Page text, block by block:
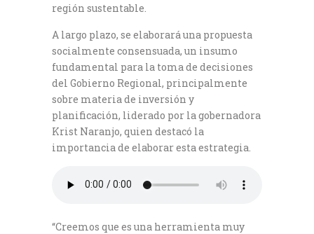
región sustentable.
A largo plazo, se elaborará una propuesta
socialmente consensuada, un insumo
fundamental para la toma de decisiones
del Gobierno Regional, principalmente
sobre materia de inversión y
planificación, liderado por la gobernadora
Krist Naranjo, quien destacó la
importancia de elaborar esta estrategia.
“Creemos que es una herramienta muy